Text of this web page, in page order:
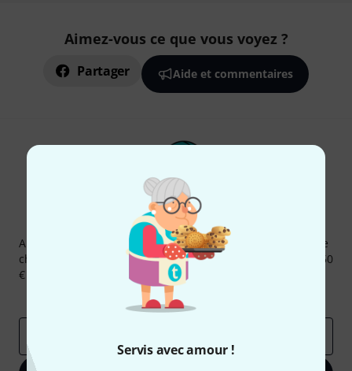
Servis avec amour !
Aimez-vous ce que vous voyez ?
Partager Aide et commentaires
Newsletters Thomann
Abonnez-vous à la newsletter Thomann et, avec un peu de
chance, gagnez l'un des 50 bons d'achat d'une valeur de 50
€ chacun!
Articles inspirants
Deals